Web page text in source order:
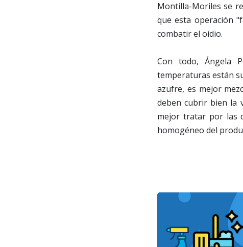
Montilla-Moriles se
que esta operación
combatir el oídio.
Con todo, Ángela
temperaturas están
azufre, es mejor
deben cubrir bien la
mejor tratar por las
homogéneo del